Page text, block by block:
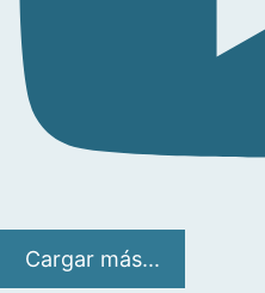
Cargar más...